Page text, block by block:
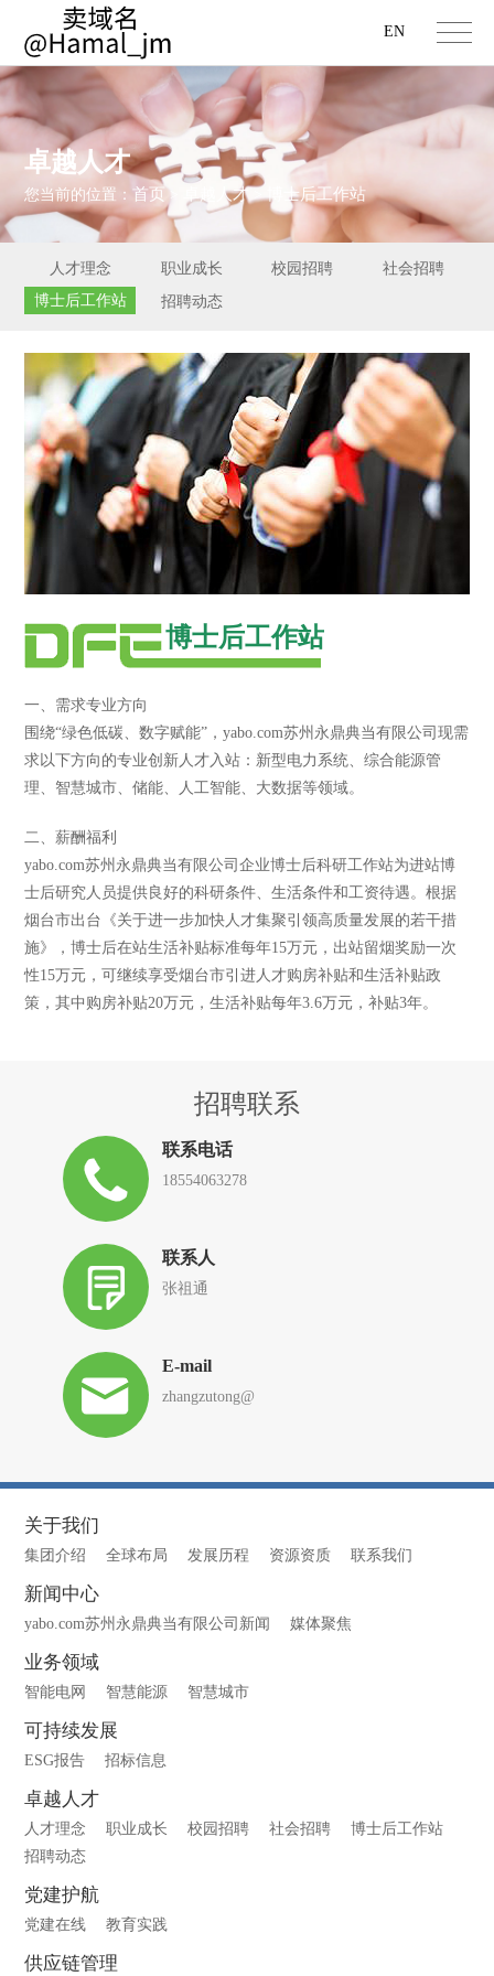
EN
卓越人才
您当前的位置：首页 > 卓越人才 >博士后工作站
人才理念 职业成长 校园招聘
社会招聘
博士后工作站
招聘动态
博士后工作站
一、需求专业方向
围绕“绿色低碳、数字赋能”，yabo.com苏州永鼎典当有限公司现需
求以下方向的专业创新人才入站：新型电力系统、综合能源管
理、智慧城市、储能、人工智能、大数据等领域。
二、薪酬福利
yabo.com苏州永鼎典当有限公司企业博士后科研工作站为进站博
士后研究人员提供良好的科研条件、生活条件和工资待遇。根据
烟台市出台《关于进一步加快人才集聚引领高质量发展的若干措
施》，博士后在站生活补贴标准每年15万元，出站留烟奖励一次
性15万元，可继续享受烟台市引进人才购房补贴和生活补贴政
策，其中购房补贴20万元，生活补贴每年3.6万元，补贴3年。
招聘联系
联系电话
18554063278
联系人
张祖通
E-mail
zhangzutong@
关于我们
集团介绍 全球布局 发展历程 资源资质 联系我们
新闻中心
yabo.com苏州永鼎典当有限公司新闻 媒体聚焦
业务领域
智能电网 智慧能源 智慧城市
可持续发展
ESG报告 招标信息
卓越人才
人才理念 职业成长 校园招聘 社会招聘
博士后工作站
招聘动态
党建护航
党建在线 教育实践
供应链管理